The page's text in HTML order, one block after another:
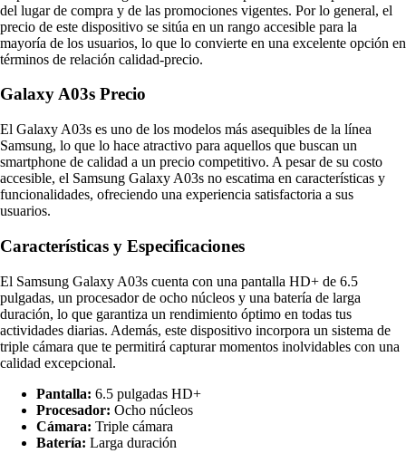
del lugar de compra y de las promociones vigentes. Por lo general, el
precio de este dispositivo se sitúa en un rango accesible para la
mayoría de los usuarios, lo que lo convierte en una excelente opción en
términos de relación calidad-precio.
Galaxy A03s Precio
El Galaxy A03s es uno de los modelos más asequibles de la línea
Samsung, lo que lo hace atractivo para aquellos que buscan un
smartphone de calidad a un precio competitivo. A pesar de su costo
accesible, el Samsung Galaxy A03s no escatima en características y
funcionalidades, ofreciendo una experiencia satisfactoria a sus
usuarios.
Características y Especificaciones
El Samsung Galaxy A03s cuenta con una pantalla HD+ de 6.5
pulgadas, un procesador de ocho núcleos y una batería de larga
duración, lo que garantiza un rendimiento óptimo en todas tus
actividades diarias. Además, este dispositivo incorpora un sistema de
triple cámara que te permitirá capturar momentos inolvidables con una
calidad excepcional.
Pantalla: 6.5 pulgadas HD+
Procesador: Ocho núcleos
Cámara: Triple cámara
Batería: Larga duración